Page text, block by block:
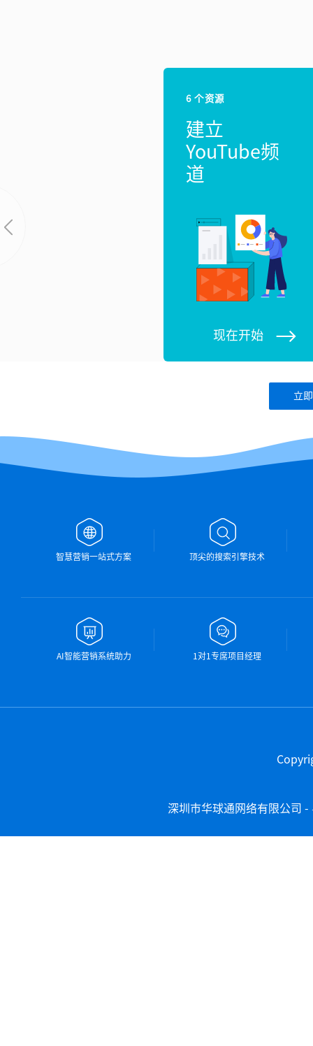
6 个资源
建立
YouTube频
道
现在开始
立
智慧营销一站式方案 顶尖的搜索引擎技术
AI智能营销系统助力 1对1专席项目经理
深圳市华球通网络有限公司 -